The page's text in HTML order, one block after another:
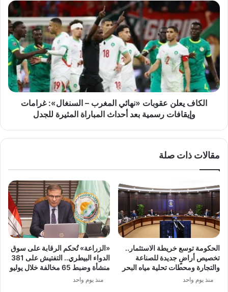
الكاف
يعلن
عقوبات
«نهائي
المغرب
–
السنغال»:
غرامات
وإيقافات
رسمية
للجدل
الكاف يعلن عقوبات «نهائي المغرب – السنغال»: غرامات
وإيقافات رسمية بعد أحداث المباراة المثيرة للجدل
مقالات ذات صلة
الحكومة توسع خريطة الاستثمار..
تخصيص أراضٍ جديدة للصناعة
والتجارة ومحطات تحلية مياه البحر
منذ يوم واحد
«الزراعة» تُحكم الرقابة على سوق
الدواء البيطري.. التفتيش على 381
منشأة وضبط 65 مخالفة خلال يوليو
منذ يوم واحد